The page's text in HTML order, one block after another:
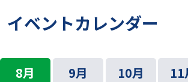
イベントカレンダー
8月 9月 10月 11